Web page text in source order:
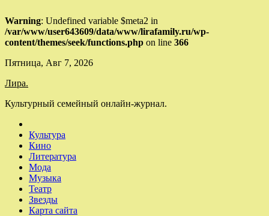
Warning: Undefined variable $meta2 in
/var/www/user643609/data/www/lirafamily.ru/wp-
content/themes/seek/functions.php on line 366
Skip
content
Пятница, Авг 7, 2026
Лира.
Культурный семейный онлайн-журнал.
Культура
Кино
Литература
Мода
Музыка
Театр
Звезды
Карта сайта